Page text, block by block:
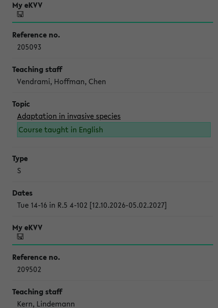
205093
Vendrami, Hoffman, Chen
Adaptation in invasive species
Course taught in English
S
Tue 14-16 in R.5 4-102 [12.10.2026-05.02.2027]
209502
Kern, Lindemann